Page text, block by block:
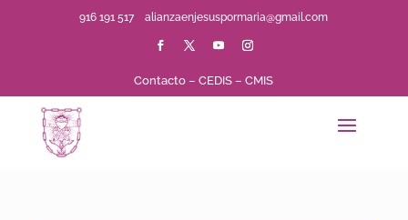
916 191 517alianzaenjesuspormaria@gmail.com
Contacto –CEDIS –CMIS